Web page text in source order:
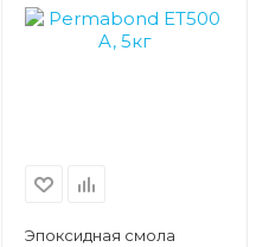
Эпоксидная смола